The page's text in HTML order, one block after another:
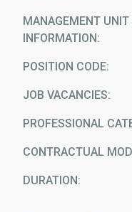
MANAGEMENT
INFORMATION
POSITION CODE
JOB VACANCIES
PROFESSIONAL
CONTRACTUAL
DURATION